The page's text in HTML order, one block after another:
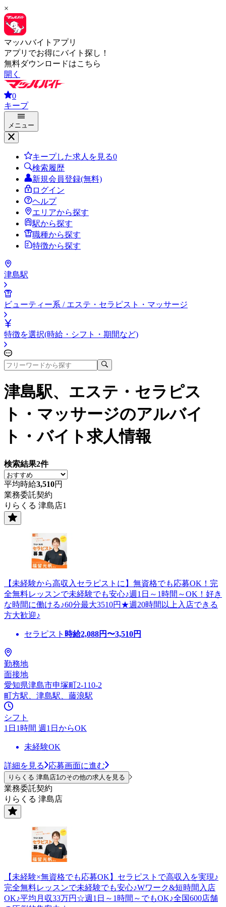
×
マッハバイトアプリ
アプリでお得にバイト探し！
無料ダウンロードはこちら
開く
0
キープ
メニュー
キープした求人を見る0
検索履歴
新規会員登録(無料)
ログイン
ヘルプ
エリアから探す
駅から探す
職種から探す
特徴から探す
津島駅
ビューティー系 / エステ・セラピスト・マッサージ
特徴を選択(時給・シフト・期間など)
津島駅、エステ・セラピス
ト・マッサージのアルバイ
ト・バイト求人情報
検索結果2件
平均時給3,510円
業務委託契約
りらくる 津島店1
【未経験から高収入セラピストに】無資格でも応募OK！完
全無料レッスンで未経験でも安心♪週1日～1時間～OK！好き
な時間に働ける♪60分最大3510円★週20時間以上入店できる
方大歓迎♪
セラピスト 時給2,088円〜3,510円
勤務地
面接地
愛知県津島市申塚町2-110-2
町方駅、津島駅、藤浪駅
シフト
1日1時間 週1日からOK
未経験OK
詳細を見る 応募画面に進む
りらくる 津島店1のその他の求人を見る
業務委託契約
りらくる 津島店
【未経験×無資格でも応募OK】セラピストで高収入を実現♪
完全無料レッスンで未経験でも安心♪Wワーク&短時間入店
OK♪平均月収33万円☆週1日～1時間～でもOK♪全国600店舗